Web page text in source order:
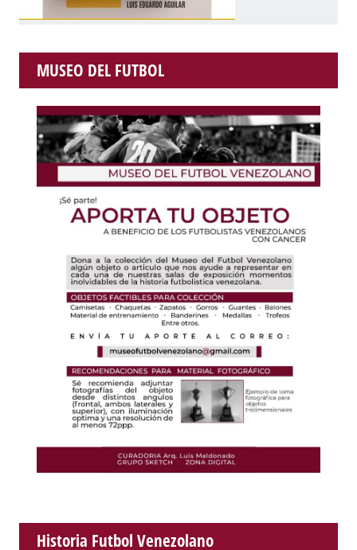
MUSEO DEL FUTBOL
Historia Futbol Venezolano